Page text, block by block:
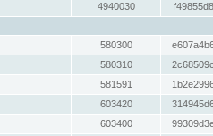
4940030
580300
580310
581591
603420
603400